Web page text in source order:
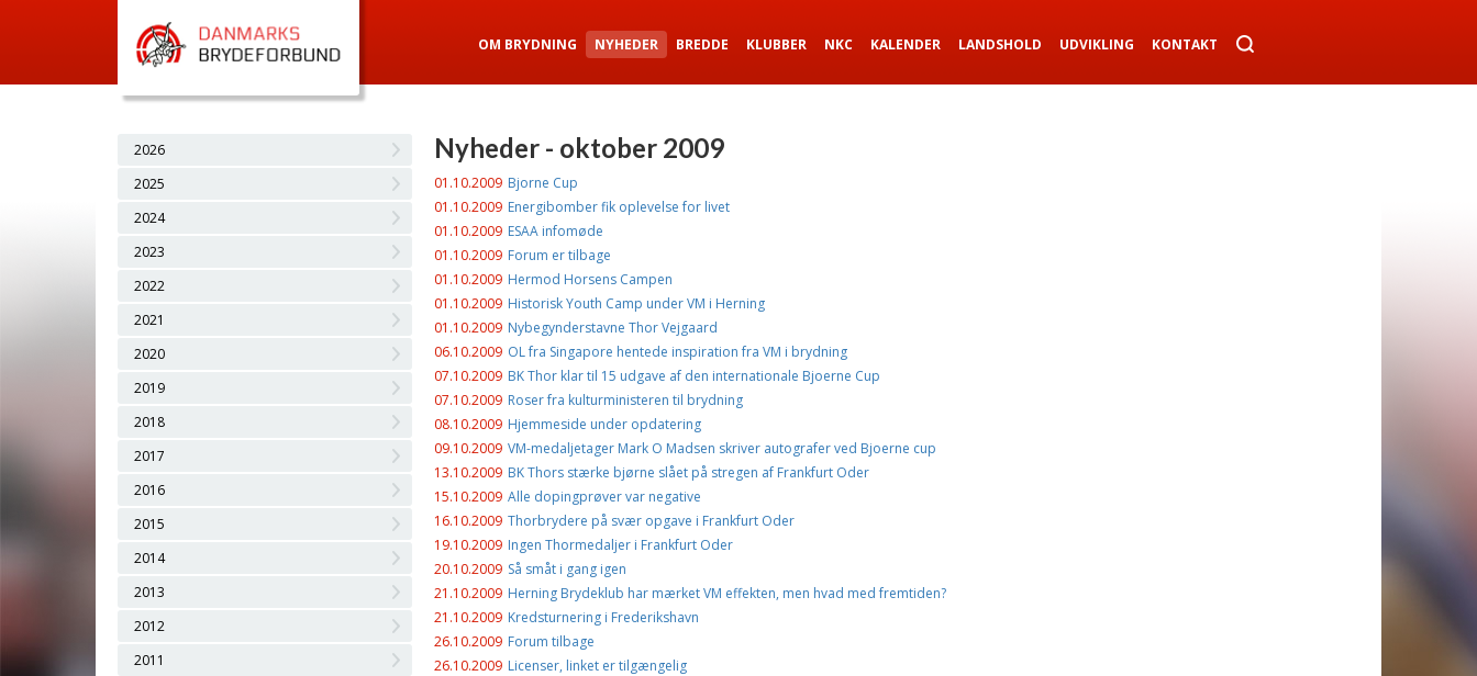
OM BRYDNING NYHEDER BREDDE KLUBBER NKC KALENDER LANDSHOLD UDVIKLING KONTAKT
2026
2025
2024
2023
2022
2021
2020
2019
2018
2017
2016
2015
2014
2013
2012
2011
Nyheder - oktober 2009
01.10.2009 Bjorne Cup
01.10.2009 Energibomber fik oplevelse for livet
01.10.2009 ESAA infomøde
01.10.2009 Forum er tilbage
01.10.2009 Hermod Horsens Campen
01.10.2009 Historisk Youth Camp under VM i Herning
01.10.2009 Nybegynderstavne Thor Vejgaard
06.10.2009 OL fra Singapore hentede inspiration fra VM i brydning
07.10.2009 BK Thor klar til 15 udgave af den internationale Bjoerne Cup
07.10.2009 Roser fra kulturministeren til brydning
08.10.2009 Hjemmeside under opdatering
09.10.2009 VM-medaljetager Mark O Madsen skriver autografer ved Bjoerne cup
13.10.2009 BK Thors stærke bjørne slået på stregen af Frankfurt Oder
15.10.2009 Alle dopingprøver var negative
16.10.2009 Thorbrydere på svær opgave i Frankfurt Oder
19.10.2009 Ingen Thormedaljer i Frankfurt Oder
20.10.2009 Så småt i gang igen
21.10.2009 Herning Brydeklub har mærket VM effekten, men hvad med fremtiden?
21.10.2009 Kredsturnering i Frederikshavn
26.10.2009 Forum tilbage
26.10.2009 Licenser, linket er tilgængelig